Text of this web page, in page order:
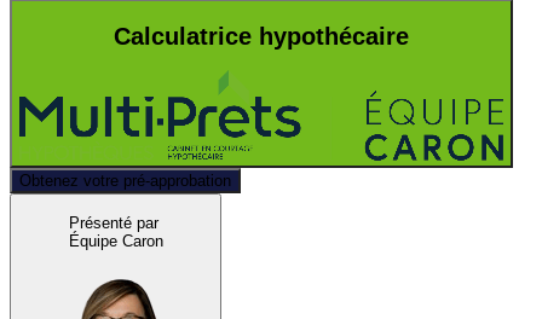
Calculatrice hypothécaire
Obtenez votre pré-approbation
Présenté par
Équipe Caron